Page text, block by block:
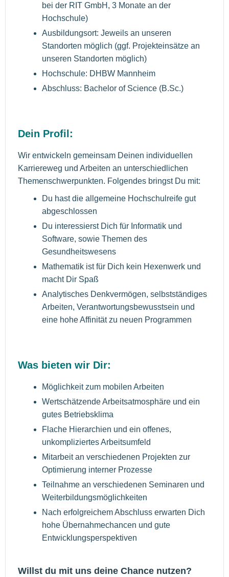
bei der RIT GmbH, 3 Monate an der
Hochschule)
Ausbildungsort: Jeweils an unseren
Standorten möglich (ggf. Projekteinsätze an
unseren Standorten möglich)
Hochschule: DHBW Mannheim
Abschluss: Bachelor of Science (B.Sc.)
Dein Profil:
Wir entwickeln gemeinsam Deinen individuellen
Karriereweg und Arbeiten an unterschiedlichen
Themenschwerpunkten. Folgendes bringst Du mit:
Du hast die allgemeine Hochschulreife gut
abgeschlossen
Du interessierst Dich für Informatik und
Software, sowie Themen des
Gesundheitswesens
Mathematik ist für Dich kein Hexenwerk und
macht Dir Spaß
Analytisches Denkvermögen, selbstständiges
Arbeiten, Verantwortungsbewusstsein und
eine hohe Affinität zu neuen Programmen
Was bieten wir Dir:
Möglichkeit zum mobilen Arbeiten
Wertschätzende Arbeitsatmosphäre und ein
gutes Betriebsklima
Flache Hierarchien und ein offenes,
unkompliziertes Arbeitsumfeld
Mitarbeit an verschiedenen Projekten zur
Optimierung interner Prozesse
Teilnahme an verschiedenen Seminaren und
Weiterbildungsmöglichkeiten
Nach erfolgreichem Abschluss erwarten Dich
hohe Übernahmechancen und gute
Entwicklungsperspektiven
Willst du mit uns deine Chance nutzen?